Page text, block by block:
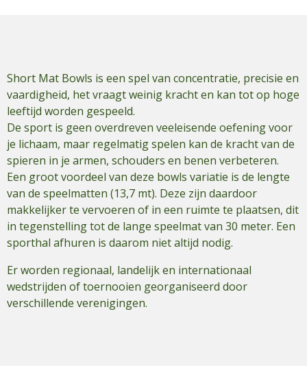
Short Mat Bowls is een spel van concentratie, precisie en
vaardigheid, het vraagt weinig kracht en kan tot op hoge
leeftijd worden gespeeld.
De sport is geen overdreven veeleisende oefening voor
je lichaam, maar regelmatig spelen kan de kracht van de
spieren in je armen, schouders en benen verbeteren.
Een groot voordeel van deze bowls variatie is de lengte
van de speelmatten (13,7 mt). Deze zijn daardoor
makkelijker te vervoeren of in een ruimte te plaatsen, dit
in tegenstelling tot de lange speelmat van 30 meter. Een
sporthal afhuren is daarom niet altijd nodig.
Er worden regionaal, landelijk en internationaal
wedstrijden of toernooien georganiseerd door
verschillende verenigingen.